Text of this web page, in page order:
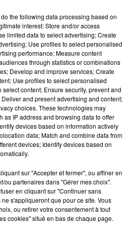
à 8h45 par Mikaà«l Livret
et desservira toutes les gares
du Guichet. Ce sera aussi le
Ville et Saint-Rémy-Lès-
du lundi 29 juillet. Durant cette
deux trains par heure sont par
aux heures de pointe dans
de circulation entre Massy-
et Orsay-Ville.
Guatemala : l'éruption du volcan
fourmilier géant fait son retour
en Argentine, et en pleine...
do the following data processing based on
interest: Store and/or access
limited data to select advertising; Create
Use profiles to select personalised
performance; Measure content
through statistics or combinations
Develop and improve services; Create
Use profiles to select personalised
content; Ensure security, prevent and
and present advertising and content;
choices. These technologies may
as IP address and browsing data to offer
devices based on information actively
data; Match and combine data from
devices; Identify devices based on
sur "Accepter et fermer", ou affiner en
ou partenaires dans "Gérer mes choix".
en cliquant sur "Continuer sans
s'appliqueront que pour ce site. Vous
ou retirer votre consentement à tout
cookies" situé en bas de chaque page.